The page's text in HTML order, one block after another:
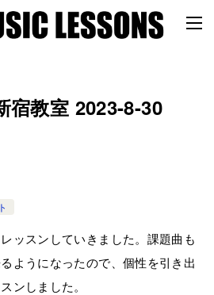
宿教室 2023-8-30
ッスンしていきました。課題曲も
ようになったので、個性を引き出
ンしました。